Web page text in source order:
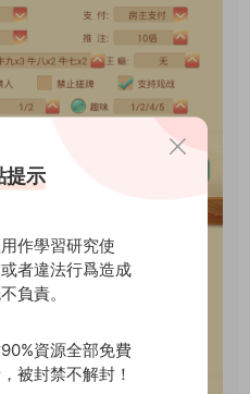
提示
作學習研究使
者違法行爲造成
負責。
資源全部免費
被封禁不解封！